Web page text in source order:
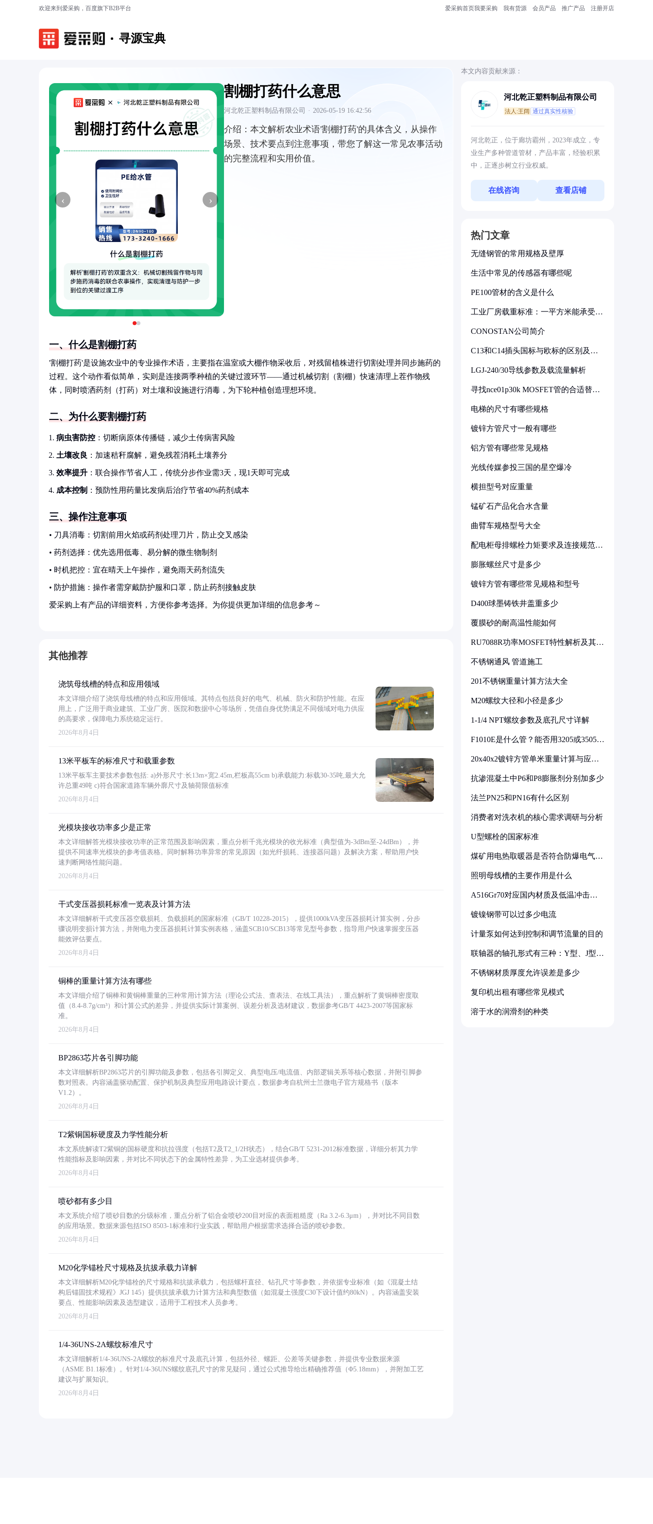
欢迎来到爱采购，百度旗下B2B平台 爱采购首页我要采购 我有货源 会员产品 推广产品 注册开店
寻源宝典
‹ ›
割棚打药什么意思
河北乾正塑料制品有限公司 · 2026-05-19 16:42:56
介绍： 本文解析农业术语'割棚打药'的具体含义，从操作
场景、技术要点到注意事项，带您了解这一常见农事活动
的完整流程和实用价值。
一、什么是割棚打药
'割棚打药'是设施农业中的专业操作术语，主要指在温室或大棚作物采收后，对残留植株进行切割处理并同步施药的
过程。这个动作看似简单，实则是连接两季种植的关键过渡环节——通过机械切割（割棚）快速清理上茬作物残
体，同时喷洒药剂（打药）对土壤和设施进行消毒，为下轮种植创造理想环境。
二、为什么要割棚打药
病虫害防控 ：切断病原体传播链，减少土传病害风险
土壤改良 ：加速秸秆腐解，避免残茬消耗土壤养分
效率提升 ：联合操作节省人工，传统分步作业需3天，现1天即可完成
成本控制 ：预防性用药量比发病后治疗节省40%药剂成本
三、操作注意事项
• 刀具消毒：切割前用火焰或药剂处理刀片，防止交叉感染
• 药剂选择：优先选用低毒、易分解的微生物制剂
• 时机把控：宜在晴天上午操作，避免雨天药剂流失
• 防护措施：操作者需穿戴防护服和口罩，防止药剂接触皮肤
爱采购上有产品的详细资料，方便你参考选择。为你提供更加详细的信息参考～
其他推荐
浇筑母线槽的特点和应用领域
本文详细介绍了浇筑母线槽的特点和应用领域。其特点包括良好的电气、机械、防火和防护性能。在应
用上，广泛用于商业建筑、工业厂房、医院和数据中心等场所，凭借自身优势满足不同领域对电力供应
的高要求，保障电力系统稳定运行。
2026年8月4日
13米平板车的标准尺寸和载重参数
13米平板车主要技术参数包括: a)外形尺寸:长13m×宽2.45m,栏板高55cm b)承载能力:标载30-35吨,最大允
许总重49吨 c)符合国家道路车辆外廓尺寸及轴荷限值标准
2026年8月4日
光模块接收功率多少是正常
本文详细解答光模块接收功率的正常范围及影响因素，重点分析千兆光模块的收光标准（典型值为-3dBm至-24dBm），并
提供不同速率光模块的参考值表格。同时解释功率异常的常见原因（如光纤损耗、连接器问题）及解决方案，帮助用户快
速判断网络性能问题。
2026年8月4日
干式变压器损耗标准一览表及计算方法
本文详细解析干式变压器空载损耗、负载损耗的国家标准（GB/T 10228-2015），提供1000kVA变压器损耗计算实例，分步
骤说明变损计算方法，并附电力变压器损耗计算实例表格，涵盖SCB10/SCB13等常见型号参数，指导用户快速掌握变压器
能效评估要点。
2026年8月4日
铜棒的重量计算方法有哪些
本文详细介绍了铜棒和黄铜棒重量的三种常用计算方法（理论公式法、查表法、在线工具法），重点解析了黄铜棒密度取
值（8.4-8.7g/cm³）和计算公式的差异，并提供实际计算案例、误差分析及选材建议，数据参考GB/T 4423-2007等国家标
准。
2026年8月4日
BP2863芯片各引脚功能
本文详细解析BP2863芯片的引脚功能及参数，包括各引脚定义、典型电压/电流值、内部逻辑关系等核心数据，并附引脚参
数对照表。内容涵盖驱动配置、保护机制及典型应用电路设计要点，数据参考自杭州士兰微电子官方规格书（版本
V1.2）。
2026年8月4日
T2紫铜国标硬度及力学性能分析
本文系统解读T2紫铜的国标硬度和抗拉强度（包括T2及T2_1/2H状态），结合GB/T 5231-2012标准数据，详细分析其力学
性能指标及影响因素，并对比不同状态下的金属特性差异，为工业选材提供参考。
2026年8月4日
喷砂都有多少目
本文系统介绍了喷砂目数的分级标准，重点分析了铝合金喷砂200目对应的表面粗糙度（Ra 3.2-6.3μm），并对比不同目数
的应用场景。数据来源包括ISO 8503-1标准和行业实践，帮助用户根据需求选择合适的喷砂参数。
2026年8月4日
M20化学锚栓尺寸规格及抗拔承载力详解
本文详细解析M20化学锚栓的尺寸规格和抗拔承载力，包括螺杆直径、钻孔尺寸等参数，并依据专业标准（如《混凝土结
构后锚固技术规程》JGJ 145）提供抗拔承载力计算方法和典型数值（如混凝土强度C30下设计值约80kN）。内容涵盖安装
要点、性能影响因素及选型建议，适用于工程技术人员参考。
2026年8月4日
1/4-36UNS-2A螺纹标准尺寸
本文详细解析1/4-36UNS-2A螺纹的标准尺寸及底孔计算，包括外径、螺距、公差等关键参数，并提供专业数据来源
（ASME B1.1标准）。针对1/4-36UNS螺纹底孔尺寸的常见疑问，通过公式推导给出精确推荐值（Φ5.18mm），并附加工艺
建议与扩展知识。
2026年8月4日
本文内容贡献来源：
河北乾正塑料制品有限公司
法人:王阔 通过真实性核验
河北乾正，位于廊坊霸州，2023年成立，专
业生产多种管道管材，产品丰富，经验积累
中，正逐步树立行业权威。
在线咨询 查看店铺
热门文章
无缝钢管的常用规格及壁厚
生活中常见的传感器有哪些呢
PE100管材的含义是什么
工业厂房载重标准：一平方米能承受多
CONOSTAN公司简介
C13和C14插头国标与欧标的区别及其
LGJ-240/30导线参数及载流量解析
寻找nce01p30k MOSFET管的合适替代
电梯的尺寸有哪些规格
镀锌方管尺寸一般有哪些
铝方管有哪些常见规格
光线传媒参投三国的星空爆冷
横担型号对应重量
锰矿石产品化合水含量
曲臂车规格型号大全
配电柜母排螺栓力矩要求及连接规范详
膨胀螺丝尺寸是多少
镀锌方管有哪些常见规格和型号
D400球墨铸铁井盖重多少
覆膜砂的耐高温性能如何
RU7088R功率MOSFET特性解析及其在
不锈钢通风 管道施工
201不锈钢重量计算方法大全
M20螺纹大径和小径是多少
1-1/4 NPT螺纹参数及底孔尺寸详解
F1010E是什么管？能否用3205或3505代
20x40x2镀锌方管单米重量计算与应用
抗渗混凝土中P6和P8膨胀剂分别加多少
法兰PN25和PN16有什么区别
消费者对洗衣机的核心需求调研与分析
U型螺栓的国家标准
煤矿用电热取暖器是否符合防爆电气设
照明母线槽的主要作用是什么
A516Gr70对应国内材质及低温冲击要
镀镍钢带可以过多少电流
计量泵如何达到控制和调节流量的目的
联轴器的轴孔形式有三种：Y型、J型、
不锈钢材质厚度允许误差是多少
复印机出租有哪些常见模式
溶于水的润滑剂的种类